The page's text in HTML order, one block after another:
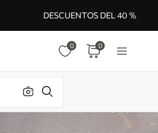
DESCUENTOS DEL 40 %
0 0